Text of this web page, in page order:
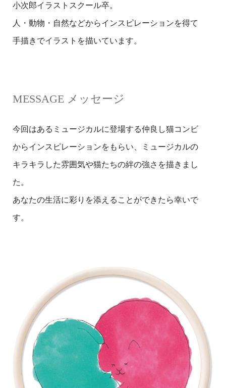
小次郎イラストスクール卒。
人・動物・自然などからインスピレーションを得て
手描きでイラストを描いています。
MESSAGE メッセージ
今回はあるミュージカルに登場する仲良し猫コンビ
からインスピレーションをもらい、ミュージカルの
キラキラした雰囲気や猫たちの絆の強さを描きまし
た。
あなたの生活に彩りを添えることができたら幸いで
す。